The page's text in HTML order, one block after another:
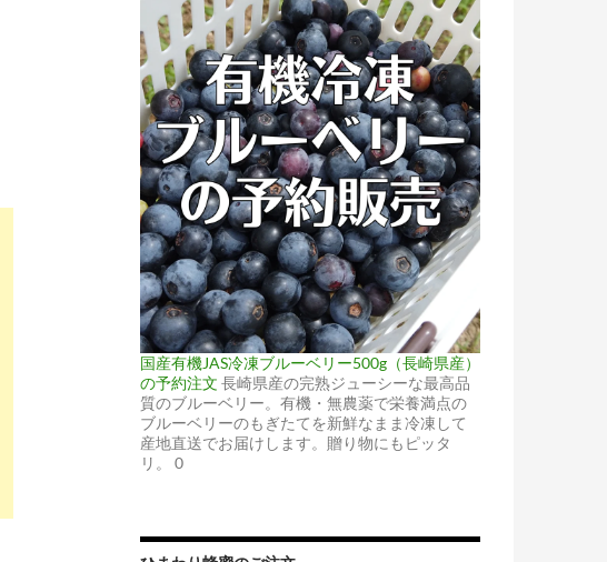
国産有機JAS冷凍ブルーベリー500g（長崎県産）
の予約注文 長崎県産の完熟ジューシーな最高品
質のブルーベリー。有機・無農薬で栄養満点の
ブルーベリーのもぎたてを新鮮なまま冷凍して
産地直送でお届けします。贈り物にもピッタ
リ。 0